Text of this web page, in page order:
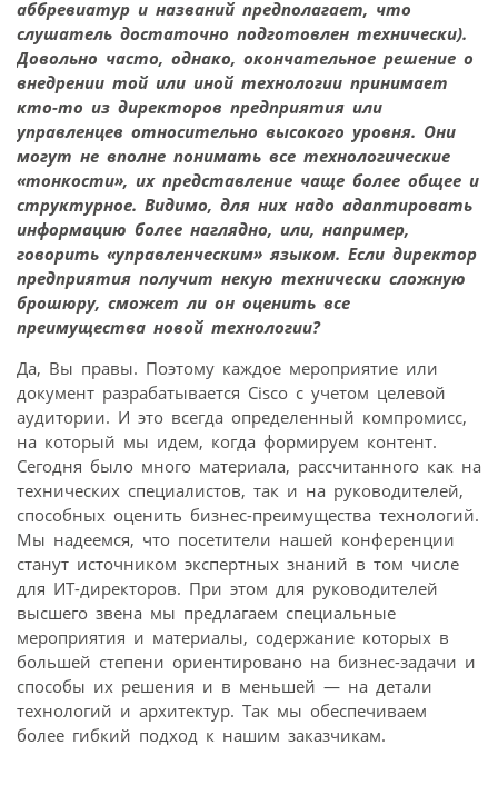
аббревиатур и названий предполагает, что
слушатель достаточно подготовлен технически).
Довольно часто, однако, окончательное решение о
внедрении той или иной технологии принимает
кто-то из директоров предприятия или
управленцев относительно высокого уровня. Они
могут не вполне понимать все технологические
«тонкости», их представление чаще более общее и
структурное. Видимо, для них надо адаптировать
информацию более наглядно, или, например,
говорить «управленческим» языком. Если директор
предприятия получит некую технически сложную
брошюру, сможет ли он оценить все
преимущества новой технологии?
Да, Вы правы. Поэтому каждое мероприятие или
документ разрабатывается Cisco с учетом целевой
аудитории. И это всегда определенный компромисс,
на который мы идем, когда формируем контент.
Сегодня было много материала, рассчитанного как на
технических специалистов, так и на руководителей,
способных оценить бизнес-преимущества технологий.
Мы надеемся, что посетители нашей конференции
станут источником экспертных знаний в том числе
для ИТ-директоров. При этом для руководителей
высшего звена мы предлагаем специальные
мероприятия и материалы, содержание которых в
большей степени ориентировано на бизнес-задачи и
способы их решения и в меньшей — на детали
технологий и архитектур. Так мы обеспечиваем
более гибкий подход к нашим заказчикам.